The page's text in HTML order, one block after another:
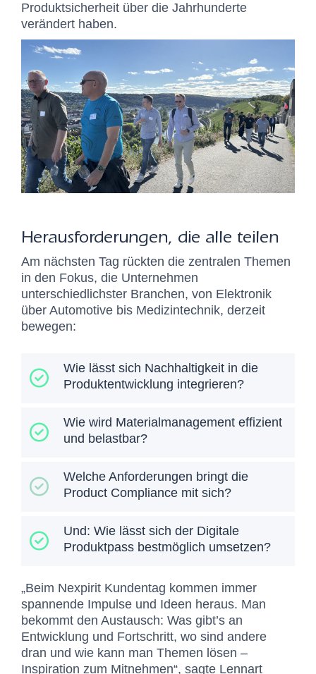
Produktsicherheit über die Jahrhunderte
verändert haben.
Herausforderungen, die alle teilen
Am nächsten Tag rückten die zentralen Themen
in den Fokus, die Unternehmen
unterschiedlichster Branchen, von Elektronik
über Automotive bis Medizintechnik, derzeit
bewegen:
Wie lässt sich Nachhaltigkeit in die
Produktentwicklung integrieren?
Wie wird Materialmanagement effizient
und belastbar?
Welche Anforderungen bringt die
Product Compliance mit sich?
Und: Wie lässt sich der Digitale
Produktpass bestmöglich umsetzen?
„Beim Nexpirit Kundentag kommen immer
spannende Impulse und Ideen heraus. Man
bekommt den Austausch: Was gibt’s an
Entwicklung und Fortschritt, wo sind andere
dran und wie kann man Themen lösen –
Inspiration zum Mitnehmen“, sagte Lennart